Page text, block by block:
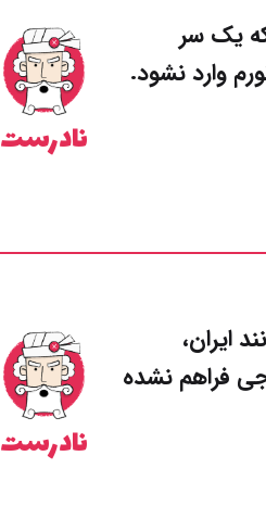
که یک سر
وارد نشود.
نادرست
ایران،
فراهم نشده
نادرست